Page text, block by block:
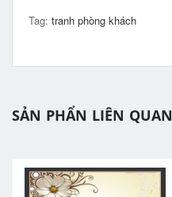
Tag: tranh phòng khách
SẢN PHẨN LIÊN QUAN